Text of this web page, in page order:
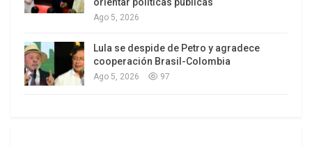
Viejos planes balcanizadores
Ago 5, 2026
Lula se despide de Petro y agradece
cooperación Brasil-Colombia
Ago 5, 2026 97